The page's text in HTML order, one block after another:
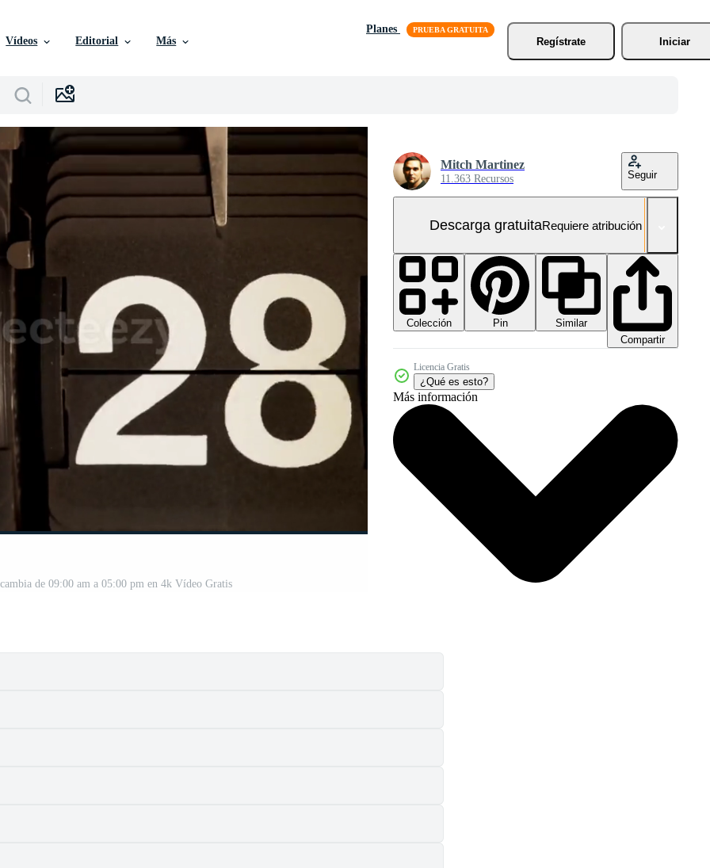
Vídeos Editorial Más
Planes
Regístrate
Iniciar
de 09:00 am a 05:00 pm en 4k Vídeo Gratis
Mitch Martinez
11.363 Recursos Seguir
Descarga gratuitaRequiere atribución
Colección Pin
Similar
Compartir
Licencia Gratis
¿Qué es esto?
Más información